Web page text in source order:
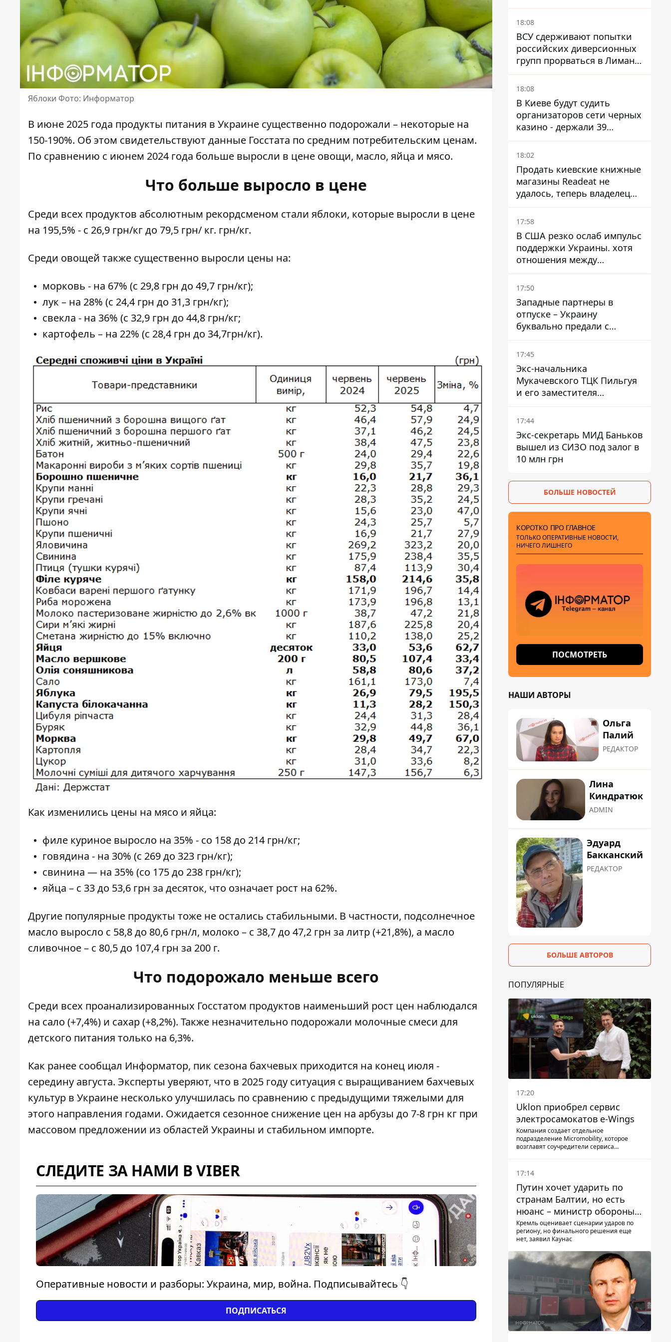
Яблоки Фото: Информатор
В июне 2025 года продукты питания в Украине существенно подорожали – некоторые на
150-190%. Об этом свидетельствуют данные Госстата по средним потребительским ценам.
По сравнению с июнем 2024 года больше выросли в цене овощи, масло, яйца и мясо.
Что больше выросло в цене
Среди всех продуктов абсолютным рекордсменом стали яблоки, которые выросли в цене
на 195,5% - с 26,9 грн/кг до 79,5 грн/ кг. грн/кг.
Среди овощей также существенно выросли цены на:
морковь - на 67% (с 29,8 грн до 49,7 грн/кг);
лук – на 28% (с 24,4 грн до 31,3 грн/кг);
свекла - на 36% (с 32,9 грн до 44,8 грн/кг;
картофель – на 22% (с 28,4 грн до 34,7грн/кг).
Как изменились цены на мясо и яйца:
филе куриное выросло на 35% - со 158 до 214 грн/кг;
говядина - на 30% (с 269 до 323 грн/кг);
свинина — на 35% (со 175 до 238 грн/кг);
яйца – с 33 до 53,6 грн за десяток, что означает рост на 62%.
Другие популярные продукты тоже не остались стабильными. В частности, подсолнечное
масло выросло с 58,8 до 80,6 грн/л, молоко – с 38,7 до 47,2 грн за литр (+21,8%), а масло
сливочное – с 80,5 до 107,4 грн за 200 г.
Что подорожало меньше всего
Среди всех проанализированных Госстатом продуктов наименьший рост цен наблюдался
на сало (+7,4%) и сахар (+8,2%). Также незначительно подорожали молочные смеси для
детского питания только на 6,3%.
Как ранее сообщал Информатор, пик сезона бахчевых приходится на конец июля -
середину августа. Эксперты уверяют, что в 2025 году ситуация с выращиванием бахчевых
культур в Украине несколько улучшилась по сравнению с предыдущими тяжелыми для
этого направления годами. Ожидается сезонное снижение цен на арбузы до 7-8 грн кг при
массовом предложении из областей Украины и стабильном импорте.
СЛЕДИТЕ ЗА НАМИ В VIBER
Оперативные новости и разборы: Украина, мир, война. Подписывайтесь 👇
ПОДПИСАТЬСЯ
лжи
18:08
ВСУ сдерживают попытки
российских диверсионных
групп прорваться в Лиман -
Трегубов
18:08
В Киеве будут судить
организаторов сети черных
казино - держали 39
заведений
18:02
Продать киевские книжные
магазины Readeat не
удалось, теперь владелец
их просто закроет
17:58
В США резко ослаб импульс
поддержки Украины. хотя
отношения между
Зеленским и Трампом
недавно улучшались - The
17:50
Западные партнеры в
отпуске – Украину
буквально предали с
ракетами к Patriot – эксперт
Мусиенко
17:45
Экс-начальника
Мукачевского ТЦК Пильгуя
и его заместителя
отправили в СИЗО без
права залога – журналист
17:44
Экс-секретарь МИД Баньков
вышел из СИЗО под залог в
10 млн грн
БОЛЬШЕ НОВОСТЕЙ
КОРОТКО ПРО ГЛАВНОЕ
ТОЛЬКО ОПЕРАТИВНЫЕ НОВОСТИ,
НИЧЕГО ЛИШНЕГО
ПОСМОТРЕТЬ
НАШИ АВТОРЫ
Ольга
Палий
РЕДАКТОР
Лина
Киндратюк
ADMIN
Эдуард
Бакканский
РЕДАКТОР
БОЛЬШЕ АВТОРОВ
ПОПУЛЯРНЫЕ
17:20
Uklon приобрел сервис
электросамокатов e-Wings
Компания создает отдельное
подразделение Micromobility, которое
возглавят соучредители сервиса
17:14
Путин хочет ударить по
странам Балтии, но есть
нюанс – министр обороны
Литвы сделал заявление
Кремль оценивает сценарии ударов по
региону, но финального решения еще
нет, заявил Каунас